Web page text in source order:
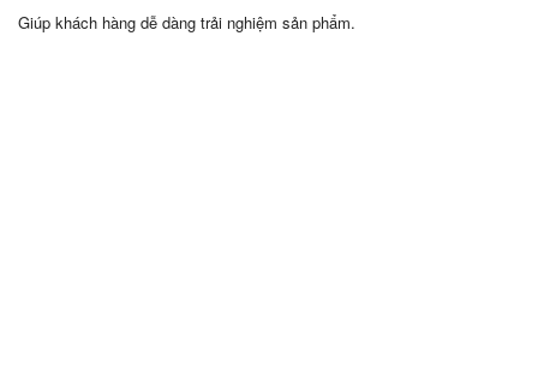
Giúp khách hàng dễ dàng trải nghiệm sản phẩm.